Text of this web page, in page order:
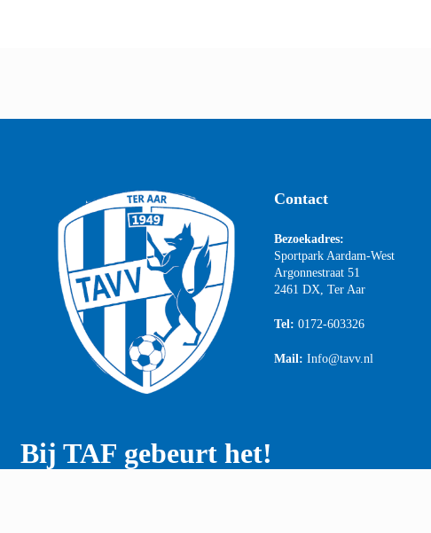
Contact
Bezoekadres:
Sportpark Aardam-West
Argonnestraat 51
2461 DX, Ter Aar
Tel: 0172-603326
Mail: Info@tavv.nl
Bij TAF gebeurt het!